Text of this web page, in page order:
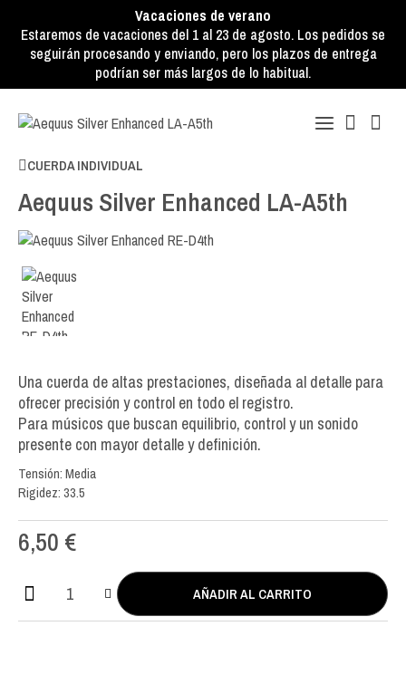
Vacaciones de verano
Estaremos de vacaciones del 1 al 23 de agosto. Los pedidos se
seguirán procesando y enviando, pero los plazos de entrega
podrían ser más largos de lo habitual.
CUERDA INDIVIDUAL
Aequus Silver Enhanced LA-A5th
Una cuerda de altas prestaciones, diseñada al detalle para
ofrecer precisión y control en todo el registro.
Para músicos que buscan equilibrio, control y un sonido
presente con mayor detalle y definición.
Tensión: Media
Rigidez: 33.5
6,50 €
Aequus
Silver
AÑADIR AL CARRITO